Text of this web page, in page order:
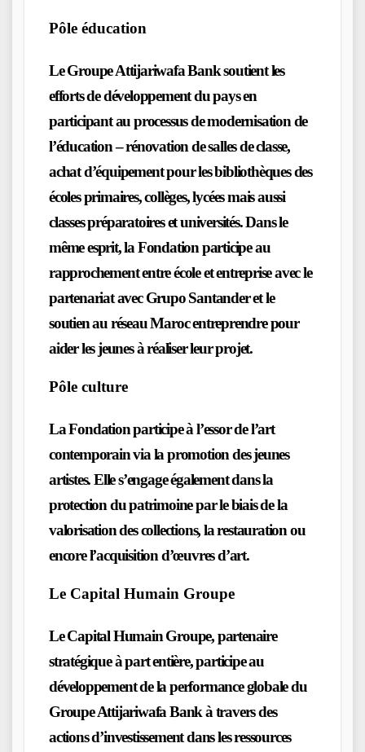
Pôle éducation
Le Groupe Attijariwafa Bank soutient les
efforts de développement du pays en
participant au processus de modernisation de
l’éducation – rénovation de salles de classe,
achat d’équipement pour les bibliothèques des
écoles primaires, collèges, lycées mais aussi
classes préparatoires et universités. Dans le
même esprit, la Fondation participe au
rapprochement entre école et entreprise avec le
partenariat avec Grupo Santander et le
soutien au réseau Maroc entreprendre pour
aider les jeunes à réaliser leur projet.
Pôle culture
La Fondation participe à l’essor de l’art
contemporain via la promotion des jeunes
artistes. Elle s’engage également dans la
protection du patrimoine par le biais de la
valorisation des collections, la restauration ou
encore l’acquisition d’œuvres d’art.
Le Capital Humain Groupe
Le Capital Humain Groupe, partenaire
stratégique à part entière, participe au
développement de la performance globale du
Groupe Attijariwafa Bank à travers des
actions d’investissement dans les ressources